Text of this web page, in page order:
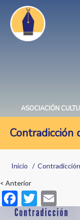
Pasar
contenido
principal
ASOCIACIÓN
Contradicción
enlaces
de
ayuda
Inicio
< Anterior
F
ac
T
w m